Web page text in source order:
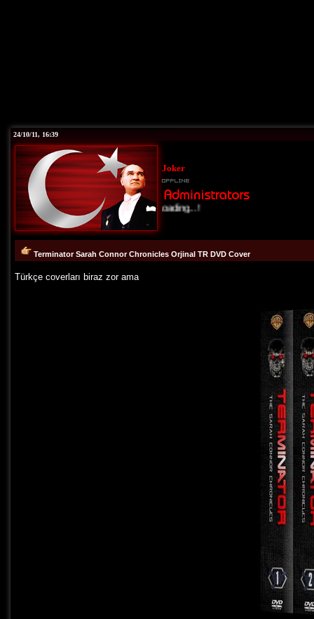
24/10/11, 16:39
Joker
Loading...!
Terminator Sarah Connor Chronicles Orjinal TR DVD Cover
Türkçe coverları biraz zor ama